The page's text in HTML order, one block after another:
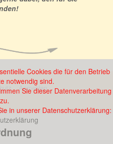
Anmelden
Cookies die für den Betrieb
notwendig sind.
Sie dieser Datenverarbeitung
zu.
in unserer Datenschutzerklärung: